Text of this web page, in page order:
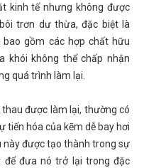
kinh tế nhưng không được
trơn dư thừa, đặc biệt là
bao gồm các hợp chất hữu
khói không thể chấp nhận
quá trình làm lại.
thau được làm lại, thường có
tiến hóa của kẽm dễ bay hơi
này được tạo thành trong sự
để đưa nó trở lại trong đặc